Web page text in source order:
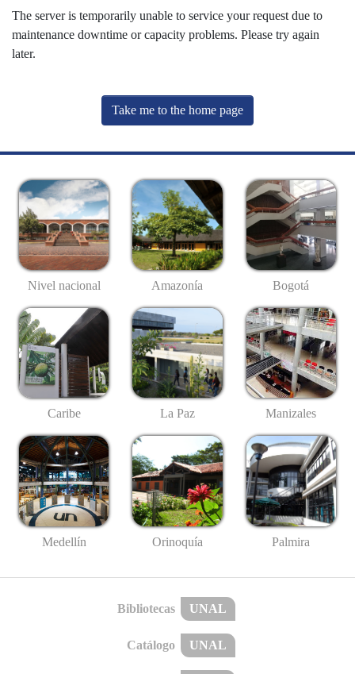
The server is temporarily unable to service your request due to
maintenance downtime or capacity problems. Please try again
later.
Take me to the home page
Nivel nacional Amazonía Bogotá
Caribe La Paz Manizales
Medellín Orinoquía Palmira
Bibliotecas UNAL
Catálogo UNAL